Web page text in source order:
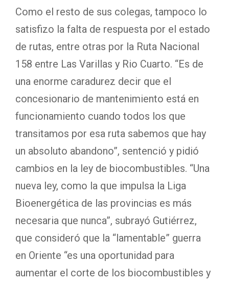
Como el resto de sus colegas, tampoco lo
satisfizo la falta de respuesta por el estado
de rutas, entre otras por la Ruta Nacional
158 entre Las Varillas y Rio Cuarto. “Es de
una enorme caradurez decir que el
concesionario de mantenimiento está en
funcionamiento cuando todos los que
transitamos por esa ruta sabemos que hay
un absoluto abandono”, sentenció y pidió
cambios en la ley de biocombustibles. “Una
nueva ley, como la que impulsa la Liga
Bioenergética de las provincias es más
necesaria que nunca”, subrayó Gutiérrez,
que consideró que la “lamentable” guerra
en Oriente “es una oportunidad para
aumentar el corte de los biocombustibles y